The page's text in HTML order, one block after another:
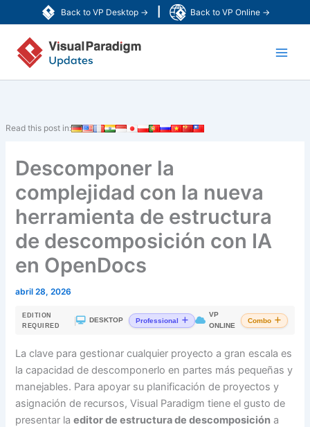
Back to VP Desktop → Back to VP Online →
al
contenido
Read this post in:
Descomponer la
complejidad con la nueva
herramienta de estructura
de descomposición con IA
en OpenDocs
abril 28, 2026
EDITION
REQUIRED
DESKTOP Professional
VP
ONLINE
Combo
La clave para gestionar cualquier proyecto a gran escala es
la capacidad de descomponerlo en partes más pequeñas y
manejables. Para apoyar su planificación de proyectos y
asignación de recursos, Visual Paradigm tiene el gusto de
presentar laeditor de estructura de descomposición a